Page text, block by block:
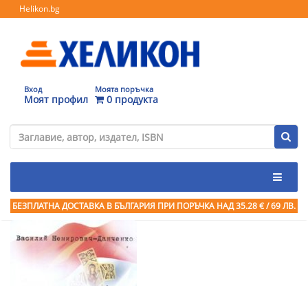
Helikon.bg
Вход
Моят профил
Моята поръчка
0 продукта
БЕЗПЛАТНА ДОСТАВКА В БЪЛГАРИЯ ПРИ ПОРЪЧКА НАД 35.28 € / 69 ЛВ.